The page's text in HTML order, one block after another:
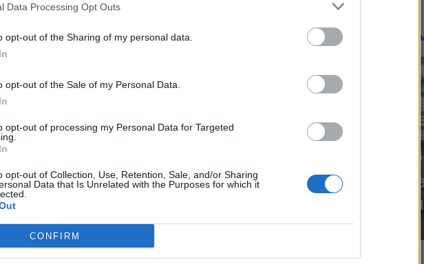
Data Processing Opt Outs
opt-out of the Sharing of my personal data.
opt-out of the Sale of my Personal Data.
opt-out of processing my Personal Data for Targeted
opt-out of Collection, Use, Retention, Sale, and/or Sharing
Data that Is Unrelated with the Purposes for which it
CONFIRM
επιβεβαίωσε ότι θα σταματήσει η παραγωγή του
Fiesta
WEBTV
Skoda:
του νέου
από τη
WEB TV